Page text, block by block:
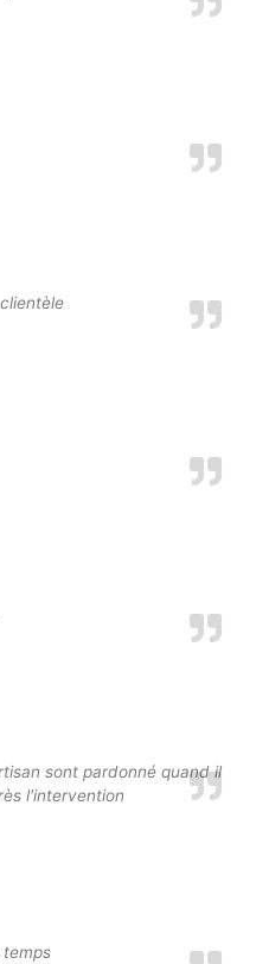
sont pardonné quand il
l'intervention
temps